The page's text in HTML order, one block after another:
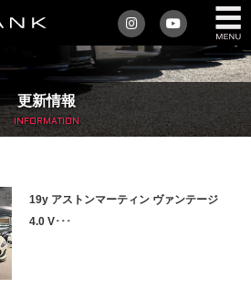
更新情報
INFORMATION
19y アストンマーティン ヴァンテージ
4.0 V･･･